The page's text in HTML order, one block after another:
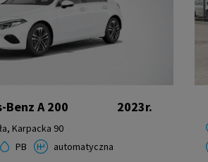
Benz A 200 2023r.
Karpacka 90
PB
automatyczna